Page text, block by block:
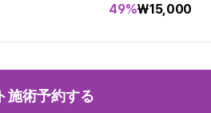
₩15,000
49%
施術予約する